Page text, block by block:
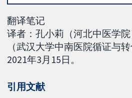
翻译笔记
译者：孔小莉（河北中医学
（武汉大学中南医院循证与
2021年3月15日。
引用文献